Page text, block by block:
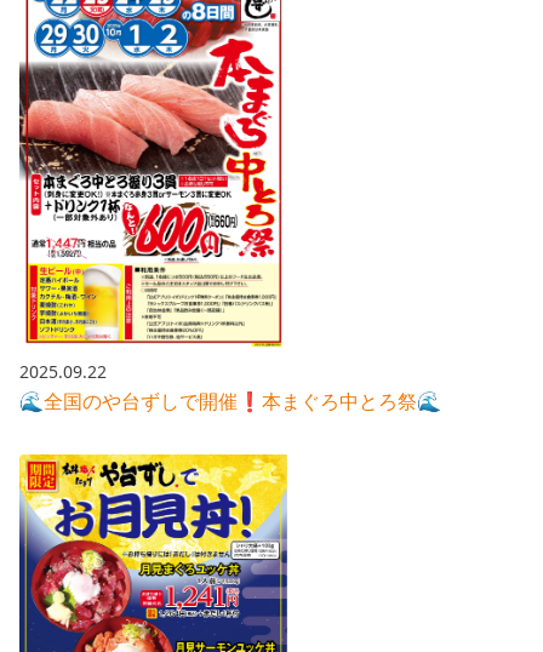
2025.09.22
🌊全国のや台ずしで開催❗️本まぐろ中とろ祭🌊